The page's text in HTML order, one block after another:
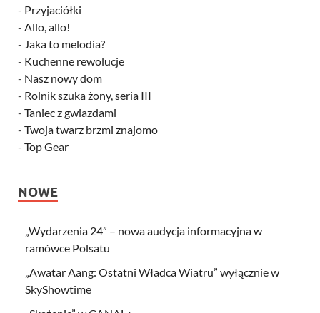
- Przyjaciółki
- Allo, allo!
- Jaka to melodia?
- Kuchenne rewolucje
- Nasz nowy dom
- Rolnik szuka żony, seria III
- Taniec z gwiazdami
- Twoja twarz brzmi znajomo
- Top Gear
NOWE
„Wydarzenia 24” – nowa audycja informacyjna w
ramówce Polsatu
„Awatar Aang: Ostatni Władca Wiatru” wyłącznie w
SkyShowtime